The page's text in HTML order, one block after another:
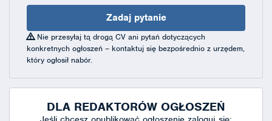
Zadaj pytanie
Nie przesyłaj tą drogą CV ani pytań dotyczących
konkretnych ogłoszeń – kontaktuj się bezpośrednio z urzędem,
który ogłosił nabór.
DLA REDAKTORÓW OGŁOSZEŃ